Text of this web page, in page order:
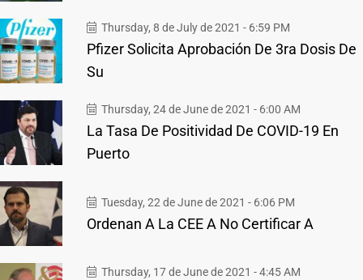
Thursday, 8 de July de 2021 - 6:59 PM
Pfizer Solicita Aprobación De 3ra Dosis De
Su
Thursday, 24 de June de 2021 - 6:00 AM
La Tasa De Positividad De COVID-19 En
Puerto
Tuesday, 22 de June de 2021 - 6:06 PM
Ordenan A La CEE A No Certificar A
Thursday, 17 de June de 2021 - 4:45 AM